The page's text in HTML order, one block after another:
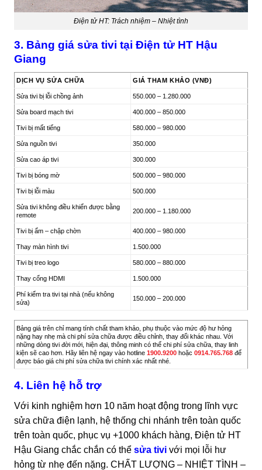
Điện tử HT: Trách nhiệm – Nhiệt tình
3. Bảng giá sửa tivi tại Điện tử HT Hậu
Giang
DỊCH VỤ SỬA CHỮA GIÁ THAM KHẢO (VNĐ)
Sửa tivi bị lỗi chồng ảnh 550.000 – 1.280.000
Sửa board mạch tivi 400.000 – 850.000
Tivi bị mất tiếng 580.000 – 980.000
Sửa nguồn tivi 350.000
Sửa cao áp tivi 300.000
Tivi bị bóng mờ 500.000 – 980.000
Tivi bị lỗi màu 500.000
Sửa tivi không điều khiển được bằng
remote
200.000 – 1.180.000
Tivi bị ẩm – chập chờn 400.000 – 980.000
Thay màn hình tivi 1.500.000
Tivi bị treo logo 580.000 – 880.000
Thay cổng HDMI 1.500.000
Phí kiểm tra tivi tại nhà (nếu không
sửa)
150.000 – 200.000
Bảng giá trên chỉ mang tính chất tham khảo, phụ thuộc vào mức độ hư hỏng
nặng hay nhẹ mà chi phí sửa chữa được điều chỉnh, thay đổi khác nhau. Với
những dòng tivi đời mới, hiện đại, thông minh có thể chi phí sửa chữa, thay linh
kiện sẽ cao hơn. Hãy liên hệ ngay vào hotline 1900.9200 hoặc 0914.765.768 để
được báo giá chi phí sửa chữa tivi chính xác nhất nhé.
4. Liên hệ hỗ trợ
Với kinh nghiệm hơn 10 năm hoạt động trong lĩnh vực
sửa chữa điện lạnh, hệ thống chi nhánh trên toàn quốc
trên toàn quốc, phục vụ +1000 khách hàng, Điện tử HT
Hậu Giang chắc chắn có thể sửa tivi với mọi lỗi hư
hỏng từ nhẹ đến nặng. CHẤT LƯỢNG – NHIỆT TÌNH –